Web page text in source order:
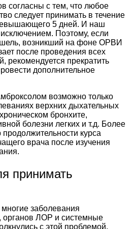
согласны с тем, что любое
следует принимать в течение
5 дней. И наш
Поэтому, если
возникший на фоне ОРВИ
после проведения всех
рекомендуется прекратить
дополнительное
возможно только
верхних дыхательных
бронхите,
болезни легких и т.д. Более
курса
врача после изучения
принимать
заболевания
органов ЛОР и системные
с этой проблемой,